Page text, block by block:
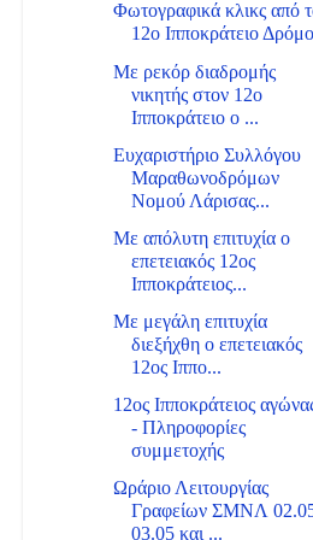
Φωτογραφικά κλικς από
12ο Ιπποκράτειο Δρόμο
Με ρεκόρ διαδρομής
νικητής στον 12ο
Ιπποκράτειο ο ...
Ευχαριστήριο Συλλόγου
Μαραθωνοδρόμων
Νομού Λάρισας...
Με απόλυτη επιτυχία ο
επετειακός 12ος
Ιπποκράτειος...
Με μεγάλη επιτυχία
διεξήχθη ο επετειακός
12ος Ιππο...
12ος Ιπποκράτειος
- Πληροφορίες
συμμετοχής
Ωράριο Λειτουργίας
Γραφείων ΣΜΝΛ
03.05 και ...